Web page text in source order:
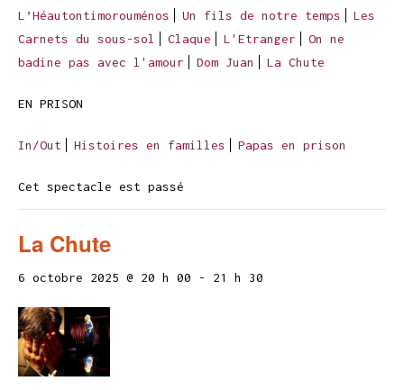
L’Héautontimorouménos
Un fils de notre temps
Les
Carnets du sous-sol
Claque L'Etranger
On ne
badine pas avec l'amour
Dom Juan La Chute
EN PRISON
In/Out Histoires en familles Papas en prison
Cet spectacle est passé
La Chute
6 octobre 2025 @ 20 h 00 - 21 h 30